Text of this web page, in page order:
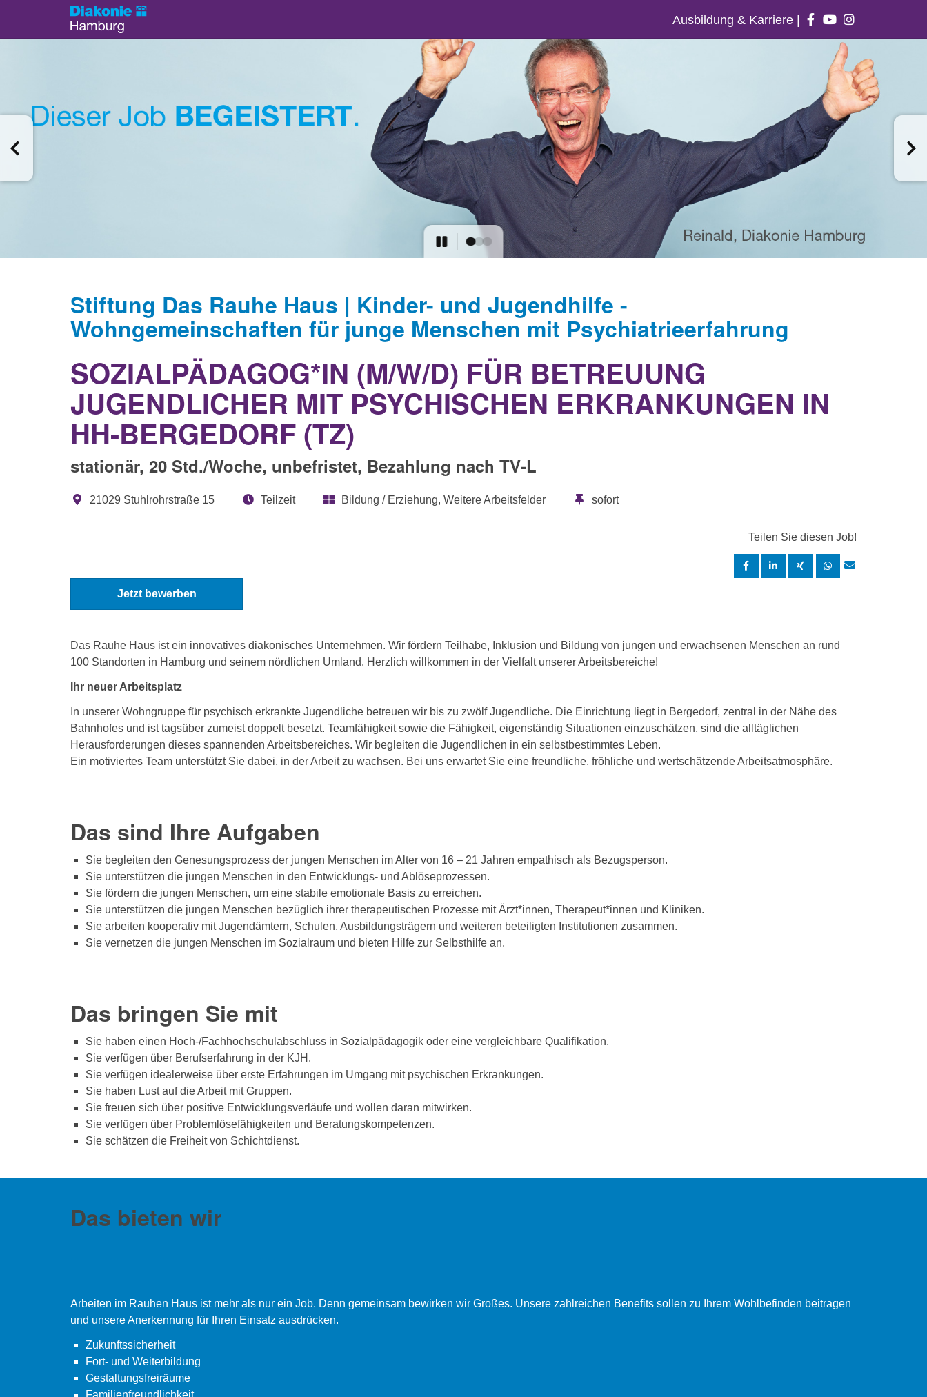
Ausbildung & Karriere |
Stiftung Das Rauhe Haus | Kinder- und Jugendhilfe -
Wohngemeinschaften für junge Menschen mit Psychiatrieerfahrung
SOZIALPÄDAGOG*IN (M/W/D) FÜR BETREUUNG
JUGENDLICHER MIT PSYCHISCHEN ERKRANKUNGEN IN
HH-BERGEDORF (TZ)
stationär, 20 Std./Woche, unbefristet, Bezahlung nach TV-L
21029 Stuhlrohrstraße 15 Teilzeit Bildung / Erziehung, Weitere Arbeitsfelder sofort
Teilen Sie diesen Job!
Jetzt bewerben
Das Rauhe Haus ist ein innovatives diakonisches Unternehmen. Wir fördern Teilhabe, Inklusion und Bildung von jungen und erwachsenen Menschen an rund
100 Standorten in Hamburg und seinem nördlichen Umland. Herzlich willkommen in der Vielfalt unserer Arbeitsbereiche!
Ihr neuer Arbeitsplatz
In unserer Wohngruppe für psychisch erkrankte Jugendliche betreuen wir bis zu zwölf Jugendliche. Die Einrichtung liegt in Bergedorf, zentral in der Nähe des
Bahnhofes und ist tagsüber zumeist doppelt besetzt. Teamfähigkeit sowie die Fähigkeit, eigenständig Situationen einzuschätzen, sind die alltäglichen
Herausforderungen dieses spannenden Arbeitsbereiches. Wir begleiten die Jugendlichen in ein selbstbestimmtes Leben.
Ein motiviertes Team unterstützt Sie dabei, in der Arbeit zu wachsen. Bei uns erwartet Sie eine freundliche, fröhliche und wertschätzende Arbeitsatmosphäre.
Das sind Ihre Aufgaben
Sie begleiten den Genesungsprozess der jungen Menschen im Alter von 16 – 21 Jahren empathisch als Bezugsperson.
Sie unterstützen die jungen Menschen in den Entwicklungs- und Ablöseprozessen.
Sie fördern die jungen Menschen, um eine stabile emotionale Basis zu erreichen.
Sie unterstützen die jungen Menschen bezüglich ihrer therapeutischen Prozesse mit Ärzt*innen, Therapeut*innen und Kliniken.
Sie arbeiten kooperativ mit Jugendämtern, Schulen, Ausbildungsträgern und weiteren beteiligten Institutionen zusammen.
Sie vernetzen die jungen Menschen im Sozialraum und bieten Hilfe zur Selbsthilfe an.
Das bringen Sie mit
Sie haben einen Hoch-/Fachhochschulabschluss in Sozialpädagogik oder eine vergleichbare Qualifikation.
Sie verfügen über Berufserfahrung in der KJH.
Sie verfügen idealerweise über erste Erfahrungen im Umgang mit psychischen Erkrankungen.
Sie haben Lust auf die Arbeit mit Gruppen.
Sie freuen sich über positive Entwicklungsverläufe und wollen daran mitwirken.
Sie verfügen über Problemlösefähigkeiten und Beratungskompetenzen.
Sie schätzen die Freiheit von Schichtdienst.
Das bieten wir
Arbeiten im Rauhen Haus ist mehr als nur ein Job. Denn gemeinsam bewirken wir Großes. Unsere zahlreichen Benefits sollen zu Ihrem Wohlbefinden beitragen
und unsere Anerkennung für Ihren Einsatz ausdrücken.
Zukunftssicherheit
Fort- und Weiterbildung
Gestaltungsfreiräume